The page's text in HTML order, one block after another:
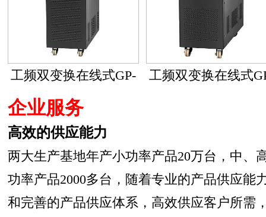
2 3 4
工频双变换在线式GP-
11单进单出系列
工频双变换在线式
企业服务
高效的供应能力
两大生产基地年产小功率产品20万台，中、
功率产品2000多台，随着专业的产品供应能
和完善的产品供应体系，高效供应客户所需